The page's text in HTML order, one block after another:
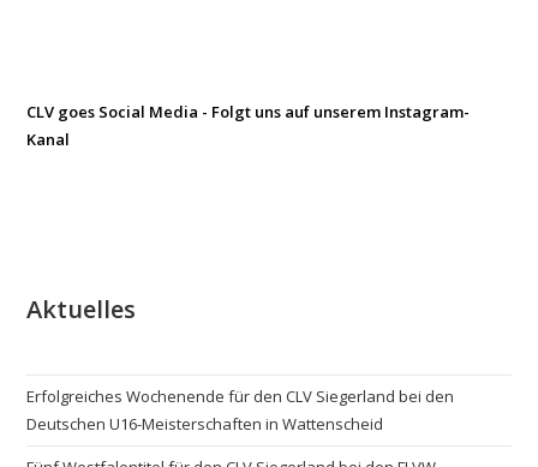
CLV goes Social Media - Folgt uns auf unserem Instagram-
Kanal
Aktuelles
Erfolgreiches Wochenende für den CLV Siegerland bei den
Deutschen U16-Meisterschaften in Wattenscheid